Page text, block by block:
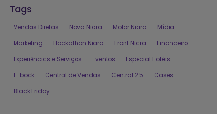
Tags
Vendas Diretas Nova Niara Motor Niara
Mídia
Marketing
Hackathon Niara Front Niara
Financeiro
Experiências e Serviços
Eventos
Especial Hotéis
E-book
Central de Vendas Central 2.5
Cases
Black Friday